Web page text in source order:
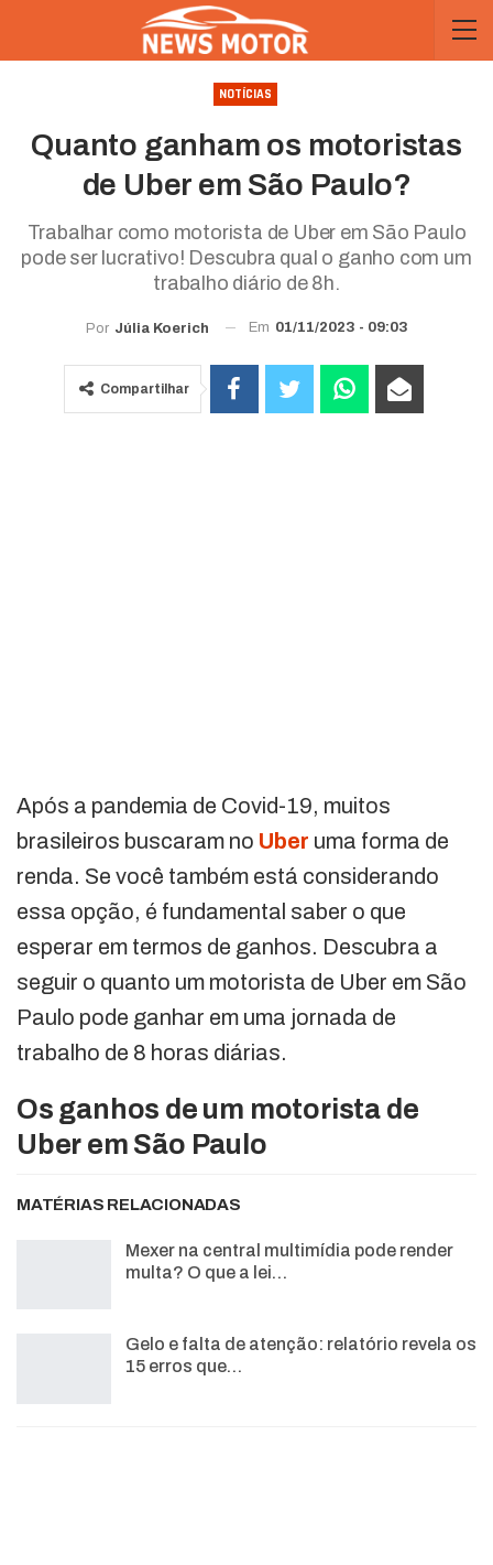
NOTÍCIAS
Quanto ganham os motoristas
de Uber em São Paulo?
Trabalhar como motorista de Uber em São Paulo
pode ser lucrativo! Descubra qual o ganho com um
trabalho diário de 8h.
Por Júlia Koerich Em 01/11/2023 - 09:03
Compartilhar
Após a pandemia de Covid-19, muitos
brasileiros buscaram no Uber uma forma de
renda. Se você também está considerando
essa opção, é fundamental saber o que
esperar em termos de ganhos. Descubra a
seguir o quanto um motorista de Uber em São
Paulo pode ganhar em uma jornada de
trabalho de 8 horas diárias.
Os ganhos de um motorista de
Uber em São Paulo
MATÉRIAS RELACIONADAS
Mexer na central multimídia pode render
multa? O que a lei…
Gelo e falta de atenção: relatório revela os
15 erros que…